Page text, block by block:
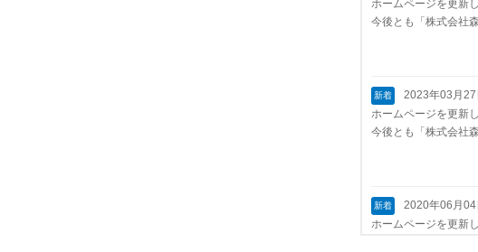
ホームページを更新し
今後とも「株式会社
新着 2023年03月27
ホームページを更新し
今後とも「株式会社
新着 2020年06月04
ホームページを更新し